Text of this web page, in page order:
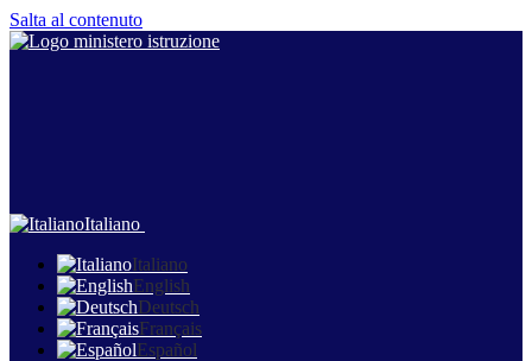
Salta al contenuto
Italiano
Italiano
English
Deutsch
Français
Español